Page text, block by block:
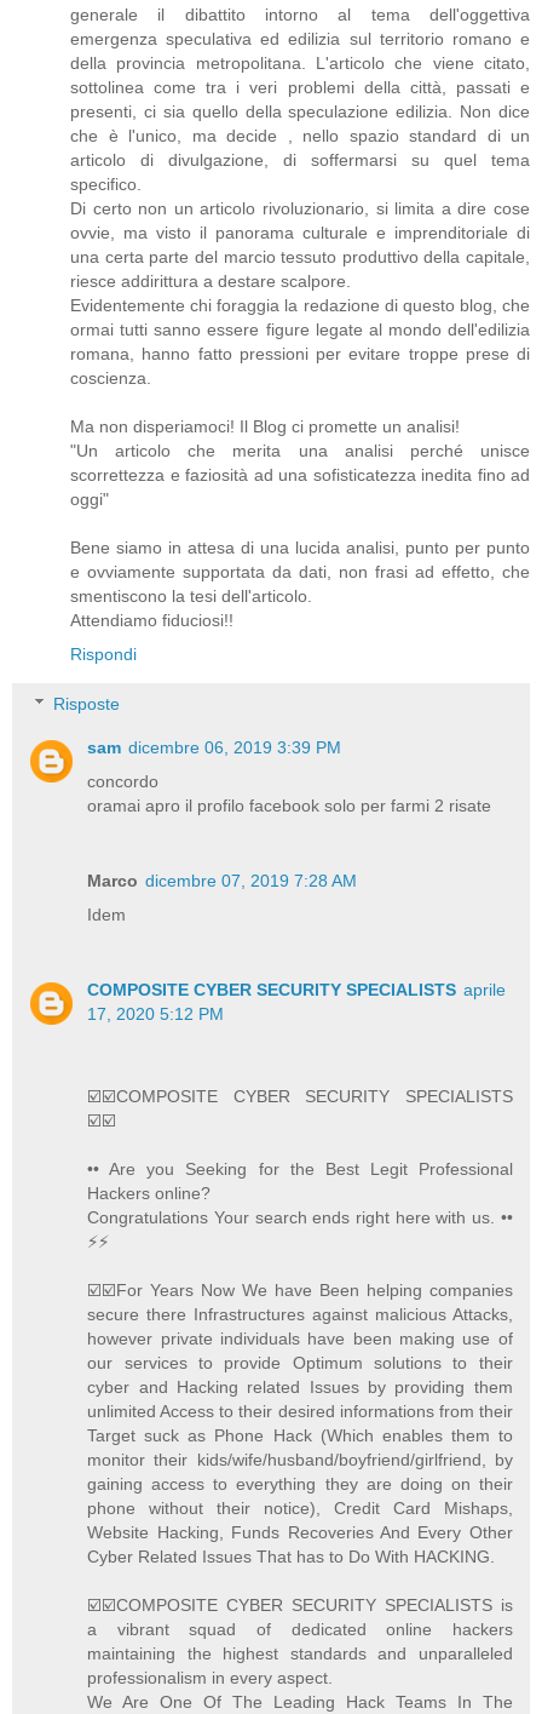
generale il dibattito intorno al tema dell'oggettiva
emergenza speculativa ed edilizia sul territorio romano e
della provincia metropolitana. L'articolo che viene citato,
sottolinea come tra i veri problemi della città, passati e
presenti, ci sia quello della speculazione edilizia. Non dice
che è l'unico, ma decide , nello spazio standard di un
articolo di divulgazione, di soffermarsi su quel tema
specifico.
Di certo non un articolo rivoluzionario, si limita a dire cose
ovvie, ma visto il panorama culturale e imprenditoriale di
una certa parte del marcio tessuto produttivo della capitale,
riesce addirittura a destare scalpore.
Evidentemente chi foraggia la redazione di questo blog, che
ormai tutti sanno essere figure legate al mondo dell'edilizia
romana, hanno fatto pressioni per evitare troppe prese di
coscienza.
Ma non disperiamoci! Il Blog ci promette un analisi!
"Un articolo che merita una analisi perché unisce
scorrettezza e faziosità ad una sofisticatezza inedita fino ad
oggi"
Bene siamo in attesa di una lucida analisi, punto per punto
e ovviamente supportata da dati, non frasi ad effetto, che
smentiscono la tesi dell'articolo.
Attendiamo fiduciosi!!
Rispondi
Risposte
sam dicembre 06, 2019 3:39 PM
concordo
oramai apro il profilo facebook solo per farmi 2 risate
Marco dicembre 07, 2019 7:28 AM
Idem
COMPOSITE CYBER SECURITY SPECIALISTS aprile
17, 2020 5:12 PM
☑️☑️COMPOSITE CYBER SECURITY SPECIALISTS
☑️☑️
•• Are you Seeking for the Best Legit Professional
Hackers online?
Congratulations Your search ends right here with us. ••
⚡️⚡️
☑️☑️For Years Now We have Been helping companies
secure there Infrastructures against malicious Attacks,
however private individuals have been making use of
our services to provide Optimum solutions to their
cyber and Hacking related Issues by providing them
unlimited Access to their desired informations from their
Target suck as Phone Hack (Which enables them to
monitor their kids/wife/husband/boyfriend/girlfriend, by
gaining access to everything they are doing on their
phone without their notice), Credit Card Mishaps,
Website Hacking, Funds Recoveries And Every Other
Cyber Related Issues That has to Do With HACKING.
☑️☑️COMPOSITE CYBER SECURITY SPECIALISTS is
a vibrant squad of dedicated online hackers
maintaining the highest standards and unparalleled
professionalism in every aspect.
We Are One Of The Leading Hack Teams In The